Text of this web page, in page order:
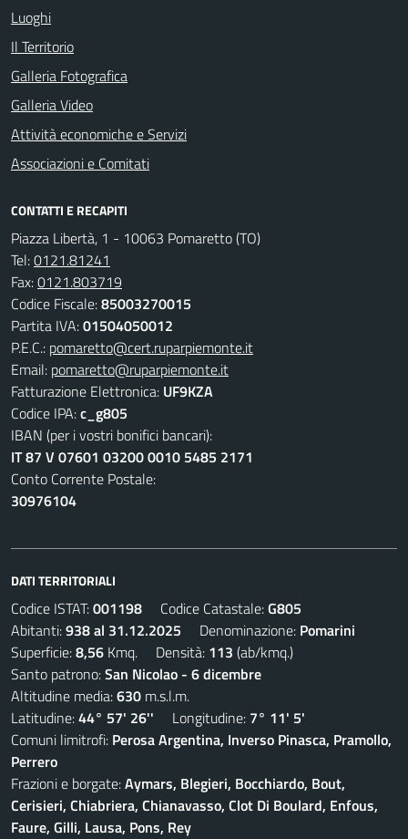
Luoghi
Il Territorio
Galleria Fotografica
Galleria Video
Attività economiche e Servizi
Associazioni e Comitati
CONTATTI E RECAPITI
Piazza Libertà, 1 - 10063 Pomaretto (TO)
Tel:0121.81241
Fax:0121.803719
Codice Fiscale:85003270015
Partita IVA:01504050012
P.E.C.: pomaretto@cert.ruparpiemonte.it
Email: pomaretto@ruparpiemonte.it
Fatturazione Elettronica: UF9KZA
Codice IPA:c_g805
IBAN (per i vostri bonifici bancari):
IT 87 V 07601 03200 0010 5485 2171
Conto Corrente Postale:
30976104
DATI TERRITORIALI
Codice ISTAT:001198 Codice Catastale:G805
Abitanti:938 al 31.12.2025 Denominazione: Pomarini
Superficie:8,56 Kmq. Densità: 113 (ab/kmq.)
Santo patrono:San Nicolao - 6 dicembre
Altitudine media:630 m.s.l.m.
Latitudine:44° 57' 26'' Longitudine: 7° 11' 5'
Comuni limitrofi: Perosa Argentina, Inverso Pinasca, Pramollo,
Perrero
Frazioni e borgate:Aymars, Blegieri, Bocchiardo, Bout,
Cerisieri, Chiabriera, Chianavasso, Clot Di Boulard, Enfous,
Faure, Gilli, Lausa, Pons, Rey